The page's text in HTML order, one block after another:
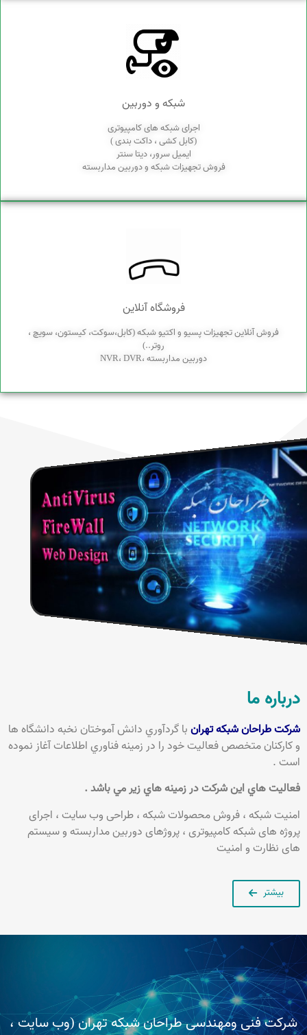
شبکه و دوربین
اجرای شبکه های کامپیوتری
(کابل کشی ، داکت بندی )
ایمیل سرور، دیتا سنتر
فروش تجهیزات شبکه و دوربین مداربسته
فروشگاه آنلاین
فروش آنلاین تجهیزات پسیو و اکتیو شبکه (کابل،سوکت، کیستون، سویچ ،
روتر..)
دوربین مداربسته ،NVR، DVR
درباره ما
شرکت طراحان شبکه تهرانبا گردآوري دانش آموختان نخبه دانشگاه ها
و كاركنان متخصص فعاليت خود را در زمينه فناوري اطلاعات آغاز نموده
است .
فعالیت هاي اين شركت در زمينه هاي زير مي باشد .
امنيت شبكه ، فروش محصولات شبكه ، طراحی وب سایت ، اجرای
پروژه های شبکه کامپیوتری ، پروژهای دوربین مداربسته و سیستم
های نظارت و امنیت
بیشتر
شرکت فنی ومهندسی طراحان شبکه تهران (وب سایت ،